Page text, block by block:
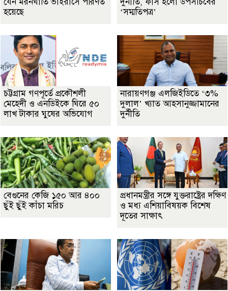
হয়েছে
‘সম্মতিপত্র’
চট্টগ্রাম গণপূর্তে প্রকৌশলী
মেহেদী ও এনডিইকে ঘিরে ৫০
লাখ টাকার ঘুষের অভিযোগ
নারায়ণগঞ্জ এলজিইডিতে ‘৩%
দুলাল’ খ্যাত আহসানুজ্জামানের
দুর্নীতি
বেগুনের কেজি ১৫০ আর ৪০০
ছুঁই ছুঁই কাঁচা মরিচ
প্রধানমন্ত্রীর সঙ্গে যুক্তরাষ্ট্রের দক্ষিণ
ও মধ্য এশিয়াবিষয়ক বিশেষ
দূতের সাক্ষাৎ